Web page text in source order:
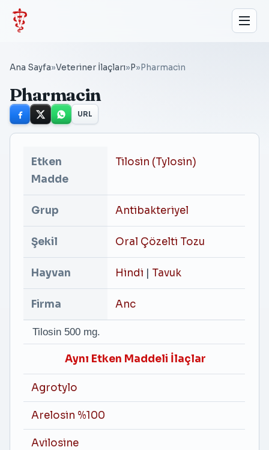
Ana Sayfa»Veteriner İlaçları» P» Pharmacin
Pharmacin
URL
Etken
Madde
Tilosin (Tylosin)
Grup Antibakteriyel
Şekil Oral Çözelti Tozu
Hayvan Hindi | Tavuk
Firma Anc
Tilosin 500 mg.
Aynı Etken Maddeli İlaçlar
Agrotylo
Arelosin %100
Avilosine